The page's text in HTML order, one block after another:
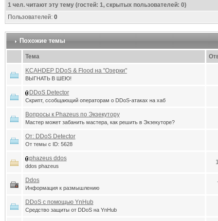
1чел. читают эту тему (гостей: 1, скрытых пользователей: 0)
Пользователей: 0
Похожие темы
Тема
KCAHDEP DDoS & Flood на "Озерки"
ВЫГНАТЬ В ШЕЮ!
DDoS Detector
Скрипт, ссобщающий операторам о DDoS-атаках на хаб
Вопросы к Phazeus по Экзекутору
Мастер может забанить мастера, как решить в Экзекуторе?
От: DDoS Detector
От темы с ID: 5628
phazeus ddos
ddos phazeus
Ddos
Информация к размышлению
DDoS с помощью YnHub
Средство защиты от DDoS на YnHub